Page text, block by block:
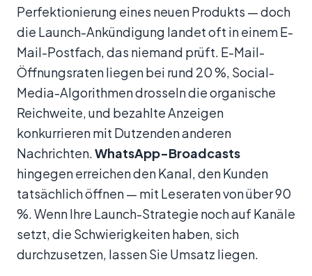
Perfektionierung eines neuen Produkts — doch
die Launch-Ankündigung landet oft in einem E-
Mail-Postfach, das niemand prüft. E-Mail-
Öffnungsraten liegen bei rund 20 %, Social-
Media-Algorithmen drosseln die organische
Reichweite, und bezahlte Anzeigen
konkurrieren mit Dutzenden anderen
Nachrichten.WhatsApp-Broadcasts
hingegen erreichen den Kanal, den Kunden
tatsächlich öffnen — mit Leseraten von über 90
%. Wenn Ihre Launch-Strategie noch auf Kanäle
setzt, die Schwierigkeiten haben, sich
durchzusetzen, lassen Sie Umsatz liegen.